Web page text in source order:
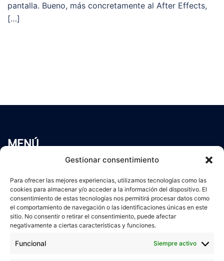
Gestionar consentimiento
Para ofrecer las mejores experiencias, utilizamos tecnologías como las
cookies para almacenar y/o acceder a la información del dispositivo. El
consentimiento de estas tecnologías nos permitirá procesar datos como
el comportamiento de navegación o las identificaciones únicas en este
sitio. No consentir o retirar el consentimiento, puede afectar
negativamente a ciertas características y funciones.
Funcional Siempre activo
pantalla. Bueno, más concretamente al After Effects,
[…]
MENÚ
Servicios
Blog
Contacto
Aviso Legal
Política de cookies